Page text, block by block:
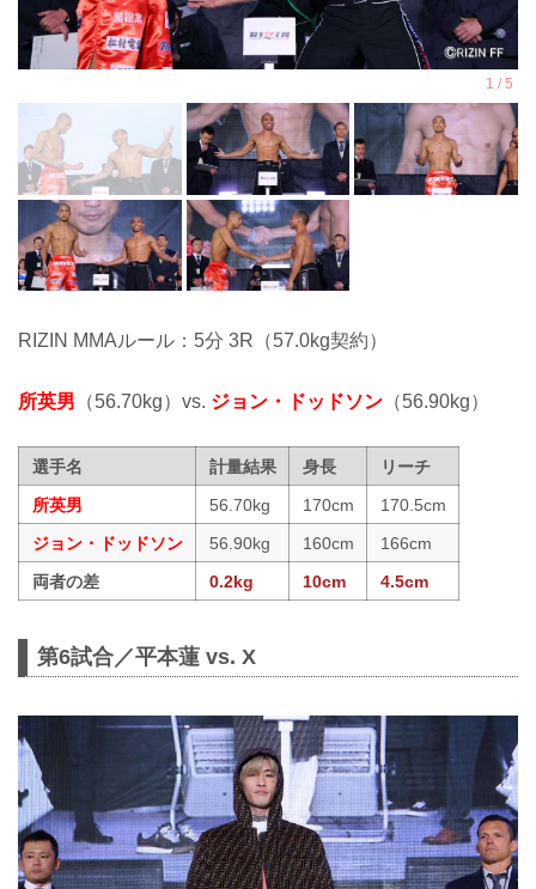
RIZIN MMAルール：5分 3R（57.0kg契約）
所英男 （56.70kg）vs. ジョン・ドッドソン （56.90kg）
選手名 計量結果 身長
リーチ
所英男
56.70kg 170cm
170.5cm
ジョン・ドッドソン
56.90kg 160cm
166cm
両者の差
0.2kg 10cm 4.5cm
第6試合／平本蓮 vs. X